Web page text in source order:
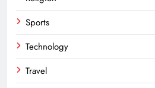
Sports
Technology
Travel